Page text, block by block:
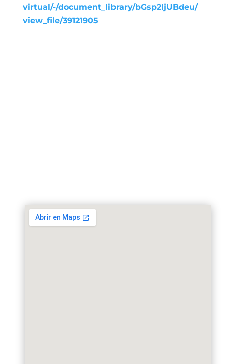
virtual/-/document_library/bGsp2IjUBdeu/
view_file/39121905